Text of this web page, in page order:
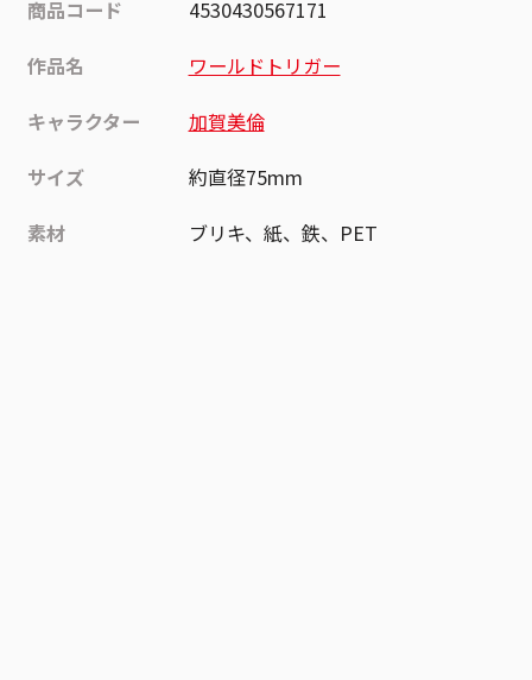
商品コード
4530430567171
作品名
ワールドトリガー
キャラクター
加賀美倫
サイズ
約直径75mm
素材
ブリキ、紙、鉄、PET